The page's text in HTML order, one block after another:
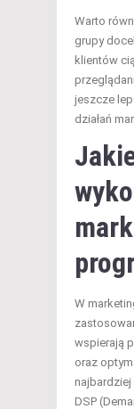
Warto
grupy
klientów
jeszcze
działań
W
wspierają
oraz
najbardziej
DSP